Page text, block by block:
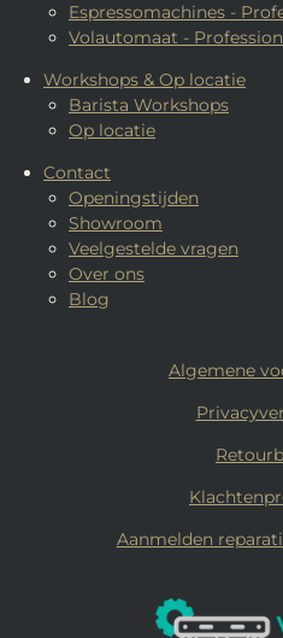
Espressomachines -
Volautomaat -
Workshops & Op locatie
Barista Workshops
Op locatie
Contact
Openingstijden
Showroom
Veelgestelde vragen
Over ons
Blog
Algemene
Aanmelden